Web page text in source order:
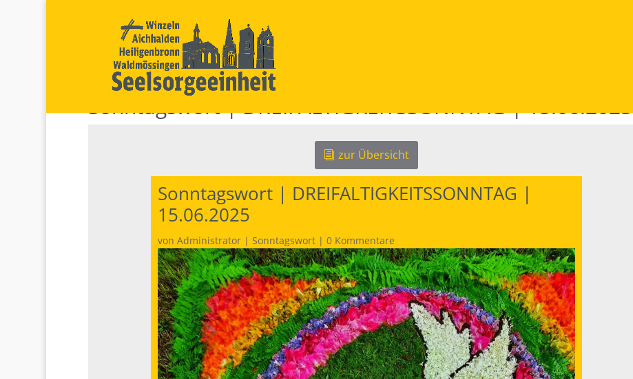
Sonntagswort | DREIFALTIGKEITSSONNTAG | 15.06.2025
zur Übersicht
Sonntagswort | DREIFALTIGKEITSSONNTAG |
15.06.2025
von Administrator| Sonntagswort| 0 Kommentare